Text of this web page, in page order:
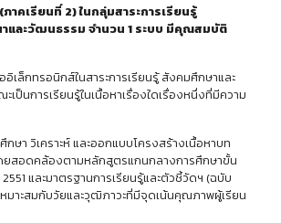
าคเรียนที่ 2) ในกลุ่มสาระการเรียนรู้
และวัฒนธรรม จำนวน 1 ระบบ มีคุณสมบัติ
ออิเล็กทรอนิกส์ในสาระการเรียนรู้ สังคมศึกษาและ
ป็นการเรียนรู้ในเนื้อหาเรื่องใดเรื่องหนึ่งที่มีความ
กษา วิเคราะห์ และออกแบบโครงสร้างเนื้อหาบท
ยสอดคล้องตามหลักสูตรแกนกลางการศึกษาขั้น
และมาตรฐานการเรียนรู้และตัวชี้วัดฯ (ฉบับ
มาะสมกับวัยและวุฒิภาวะที่มีจุดเน้นคุณภาพผู้เรียน